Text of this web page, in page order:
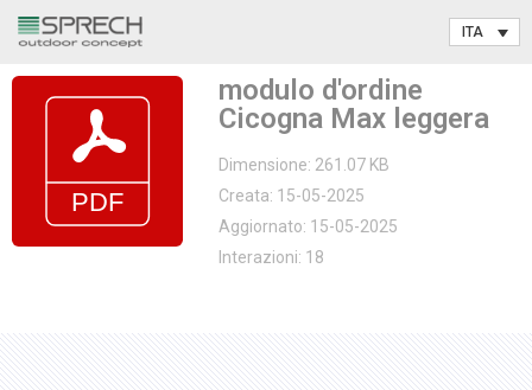
contenuto
modulo d'ordine
Cicogna Max leggera
Dimensione: 261.07 KB
Creata: 15-05-2025
Aggiornato: 15-05-2025
Interazioni: 18